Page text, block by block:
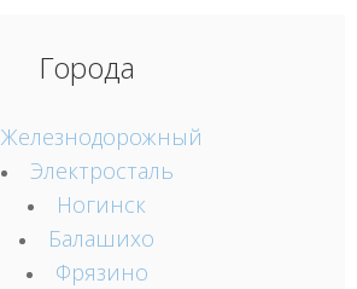
Города
Железнодорожный
Электросталь
Ногинск
Балашихо
Фрязино